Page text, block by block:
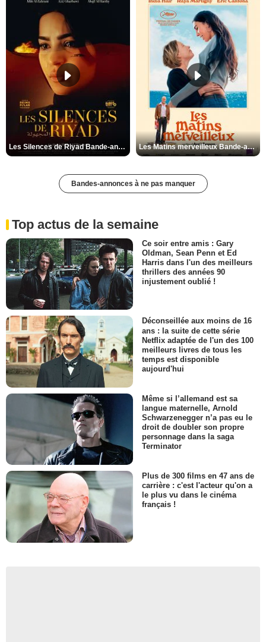
Les Silences de Riyad Bande-annonce VO STFR Les Matins merveilleux Bande-annonce VF
Bandes-annonces à ne pas manquer
Top actus de la semaine
Ce soir entre amis : Gary
Oldman, Sean Penn et Ed
Harris dans l'un des meilleurs
thrillers des années 90
injustement oublié !
Déconseillée aux moins de 16
ans : la suite de cette série
Netflix adaptée de l'un des 100
meilleurs livres de tous les
temps est disponible
aujourd'hui
Même si l’allemand est sa
langue maternelle, Arnold
Schwarzenegger n’a pas eu le
droit de doubler son propre
personnage dans la saga
Terminator
Plus de 300 films en 47 ans de
carrière : c'est l'acteur qu'on a
le plus vu dans le cinéma
français !